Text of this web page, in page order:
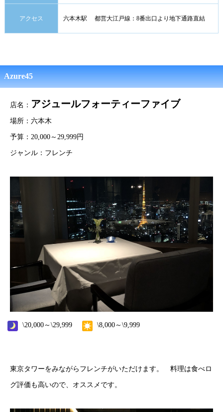
アクセス 六本木駅 都営大江戸線：8番出口より地下通路直結
Azure45
店名： アジュールフォーティーファイブ
場所：六本木
予算：20,000～29,999円
ジャンル：フレンチ
\20,000～\29,999 \8,000～\9,999
東京タワーをみながらフレンチがいただけます。 料理は食べロ
グ評価も高いので、オススメです。